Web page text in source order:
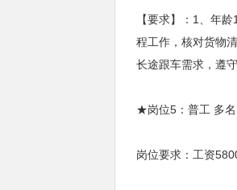
【要求】：1、年
程工作，核对货物
长途跟车需求，遵
★岗位5：普工 多名
岗位要求：工资